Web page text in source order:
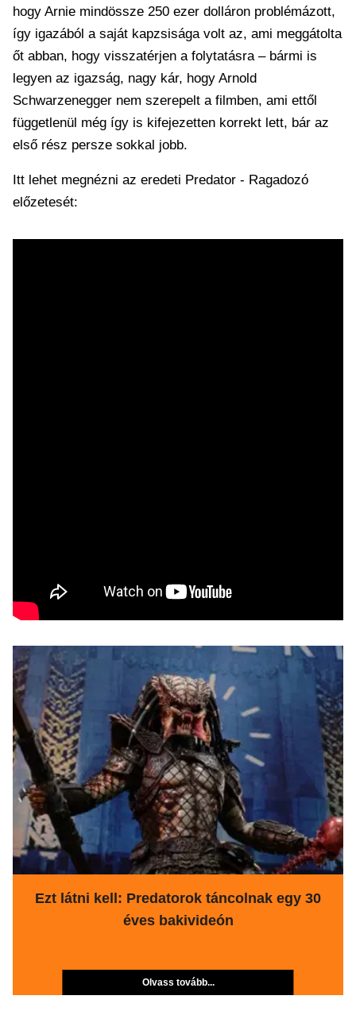
hogy Arnie mindössze 250 ezer dolláron problémázott,
így igazából a saját kapzsisága volt az, ami meggátolta
őt abban, hogy visszatérjen a folytatásra – bármi is
legyen az igazság, nagy kár, hogy Arnold
Schwarzenegger nem szerepelt a filmben, ami ettől
függetlenül még így is kifejezetten korrekt lett, bár az
első rész persze sokkal jobb.
Itt lehet megnézni az eredeti Predator - Ragadozó
előzetesét:
Ezt látni kell: Predatorok táncolnak egy 30
éves bakivideón
Olvass tovább...